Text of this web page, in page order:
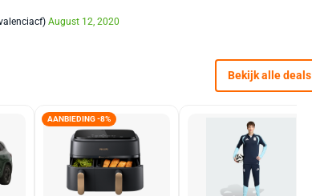
August 12, 2020
Bekijk alle deals
AANBIEDING -8%